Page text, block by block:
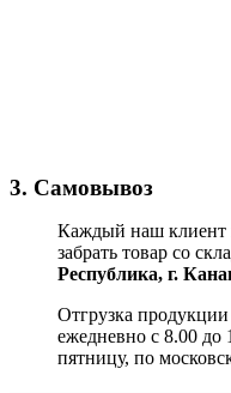
3. Самовывоз
Каждый наш клиент
забрать товар со
Республика, г.
Отгрузка продукции
ежедневно с 8.00 до
пятницу, по